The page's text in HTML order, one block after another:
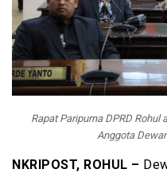
Rapat Paripurna DPRD Rohul
Anggota
NKRIPOST, ROHUL –